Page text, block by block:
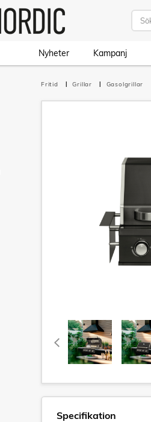
Nyheter Kampanj
Fritid Grillar Gasolgrillar
Specifikation